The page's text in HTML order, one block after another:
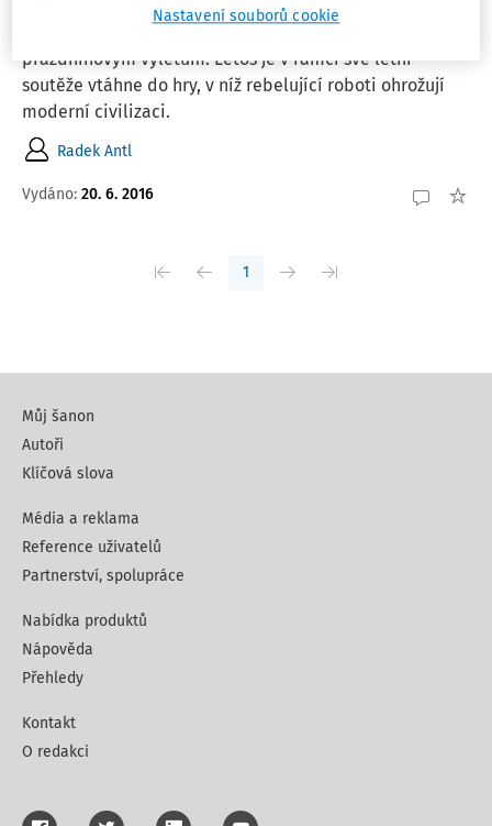
prázdninovým výletům. Letos je v rámci své letní
soutěže vtáhne do hry, v níž rebelující roboti ohrožují
moderní civilizaci.
Radek Antl
Vydáno: 20. 6. 2016
1
Můj šanon
Autoři
Klíčová slova
Média a reklama
Reference uživatelů
Partnerství, spolupráce
Nabídka produktů
Nápověda
Přehledy
Kontakt
O redakci
Nastavení souborů cookie